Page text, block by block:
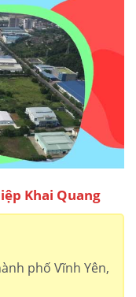
Khai Quang
phố Vĩnh Yên,